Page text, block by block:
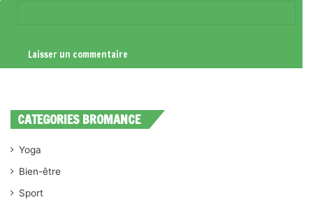
CATEGORIES BROMANCE
Yoga
Bien-être
Sport